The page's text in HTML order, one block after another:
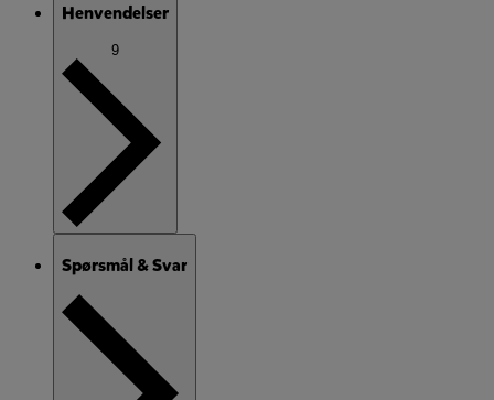
Henvendelser
9
Spørsmål & Svar